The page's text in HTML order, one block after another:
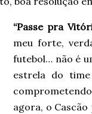
“Passe pra
meu forte,
futebol… não é
estrela do
agora, o